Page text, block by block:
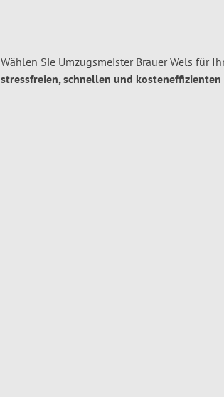
Wählen Sie Umzugsmeister Brauer Wels für
stressfreien, schnellen und kosteneffizienten